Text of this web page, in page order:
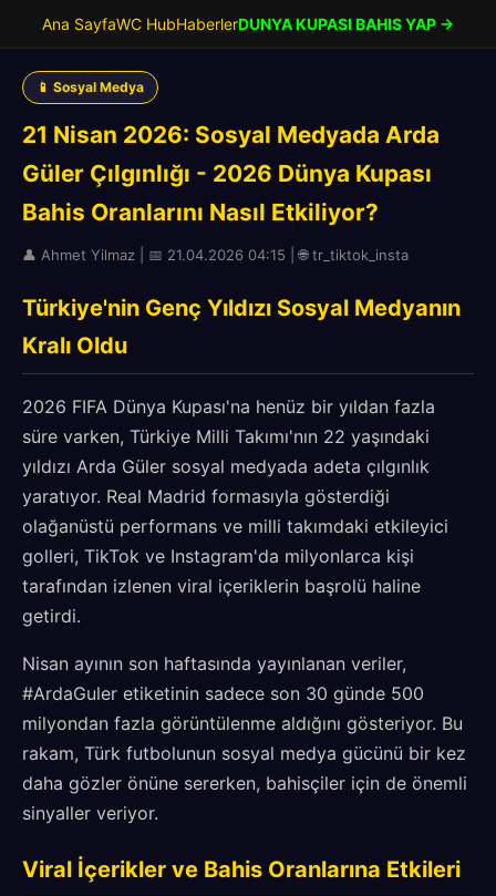
Ana SayfaWC HubHaberlerDUNYA KUPASI BAHIS YAP →
📱 Sosyal Medya
21 Nisan 2026: Sosyal Medyada Arda
Güler Çılgınlığı - 2026 Dünya Kupası
Bahis Oranlarını Nasıl Etkiliyor?
👤 Ahmet Yilmaz | 📅 21.04.2026 04:15 | 🌐 tr_tiktok_insta
Türkiye'nin Genç Yıldızı Sosyal Medyanın
Kralı Oldu
2026 FIFA Dünya Kupası'na henüz bir yıldan fazla
süre varken, Türkiye Milli Takımı'nın 22 yaşındaki
yıldızı Arda Güler sosyal medyada adeta çılgınlık
yaratıyor. Real Madrid formasıyla gösterdiği
olağanüstü performans ve milli takımdaki etkileyici
golleri, TikTok ve Instagram'da milyonlarca kişi
tarafından izlenen viral içeriklerin başrolü haline
getirdi.
Nisan ayının son haftasında yayınlanan veriler,
#ArdaGuler etiketinin sadece son 30 günde 500
milyondan fazla görüntülenme aldığını gösteriyor. Bu
rakam, Türk futbolunun sosyal medya gücünü bir kez
daha gözler önüne sererken, bahisçiler için de önemli
sinyaller veriyor.
Viral İçerikler ve Bahis Oranlarına Etkileri